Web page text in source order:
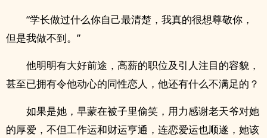
“学长做过什么你自己最清楚，我真的很想尊敬你，
但是我做不到。”
他明明有大好前途，高薪的职位及引人注目的容貌，
甚至已拥有令他动心的同性恋人，他还有什么不满足的？
如果是她，早蒙在被子里偷笑，用力感谢老天爷对她
的厚爱，不但工作运和财运亨通，连恋爱运也顺遂，她该